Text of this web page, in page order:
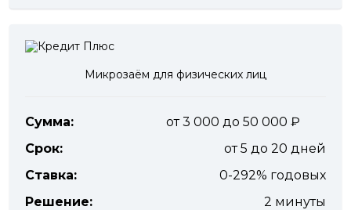
Микрозаём для физических лиц
Сумма:
от 3 000 до 50 000
Срок:
от 5 до 20 дней
Ставка:
0-292% годовых
Решение:
2 минуты